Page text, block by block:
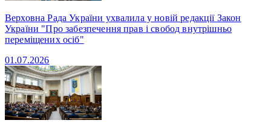
Верховна Рада України ухвалила у новій редакції Закон
України "Про забезпечення прав і свобод внутрішньо
переміщених осіб"
01.07.2026